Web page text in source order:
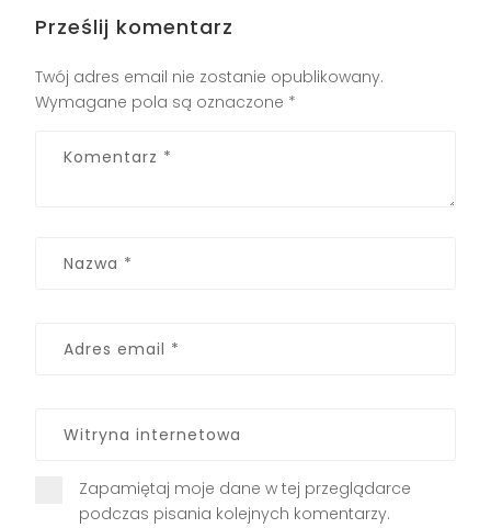
Prześlij komentarz
Twój adres email nie zostanie opublikowany.
Wymagane pola są oznaczone *
Zapamiętaj moje dane w tej przeglądarce
podczas pisania kolejnych komentarzy.